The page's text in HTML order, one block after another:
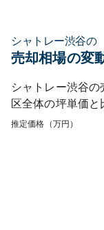
シャトレー渋谷の
売却相場の変
シャトレー渋谷の
区全体の坪単価と
推定価格（万円）